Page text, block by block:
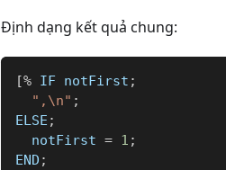
Định dạng kết quả chung:
[% IF notFirst ;
",\n" ;
ELSE ;
  notFirst
= 1 ;
END ;